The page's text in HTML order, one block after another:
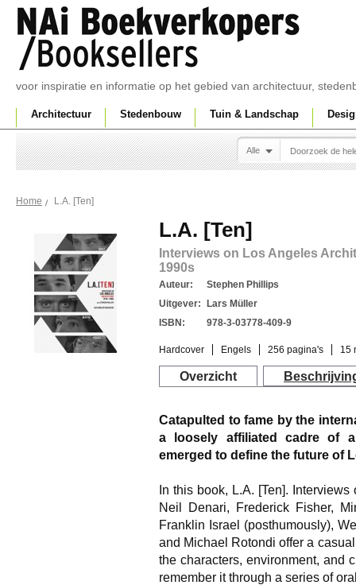
voor inspiratie en informatie op het gebied van architectuur,
Architectuur Stedenbouw Tuin & Landschap
Alle
Home L.A. [Ten]
L.A. [Ten]
Interviews on Los Angeles
1990s
Auteur:
Stephen Phillips
Uitgever:
Lars Müller
ISBN:
978-3-03778-409-9
Hardcover Engels 256 pagina's 15
Overzicht
Catapulted to fame by the
a loosely affiliated cadre of
emerged to define the future of
In this book, L.A. [Ten].
Neil Denari, Frederick Fisher,
Franklin Israel (posthumously),
and Michael Rotondi offer a
the characters, environment, and
remember it through a series of